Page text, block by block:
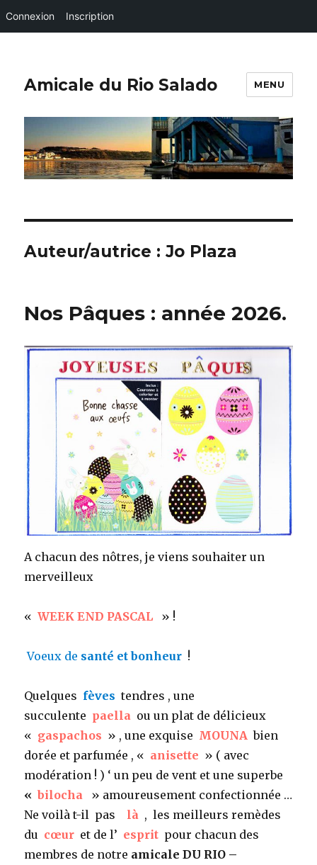
Connexion Inscription
Amicale du Rio Salado MENU
Auteur/autrice :Jo Plaza
Nos Pâques : année 2026.
A chacun des nôtres, je viens souhaiter un
merveilleux
« WEEK END PASCAL » !
Voeux de santé et bonheur !
Quelques fèves tendres , une
succulente paella ou un plat de délicieux
« gaspachos » , une exquise MOUNA bien
dorée et parfumée , « anisette » ( avec
modération ! ) ‘ un peu de vent et une superbe
« bilocha
» amoureusement confectionnée …
Ne voilà t-il pas
là , les meilleurs remèdes
du cœur et de l’ esprit pour chacun des
membres de notre amicale DU RIO –